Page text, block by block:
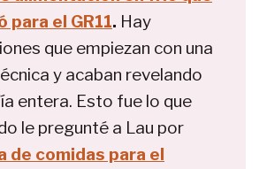
para el GR11. Hay
que empiezan con una
y acaban revelando
entera. Esto fue lo que
le pregunté a Lau por
de comidas para el